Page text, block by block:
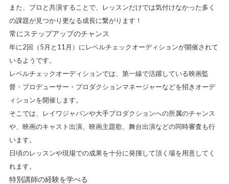
また、プロと共演することで、レッスンだけでは気付けなかった多く
の課題が見つかり更なる成長に繋がります！
常にステップアップのチャンス
年に2回（5月と11月）にレベルチェックオーディションが開催されて
いるようです。
レベルチェックオーディションでは、第一線で活躍している映画監
督・プロデューサー・プロダクションマネージャーなどを招きオーデ
ィションを開催します。
そこでは、レイワジャパンや大手プロダクションへの所属のチャンス
や、映画のキャスト出演、映画主題歌、舞台出演などの同時審査も行
います。
日頃のレッスンや現場での成果を十分に発揮して頂く場を用意してく
れます。
特別講師の経験を学べる